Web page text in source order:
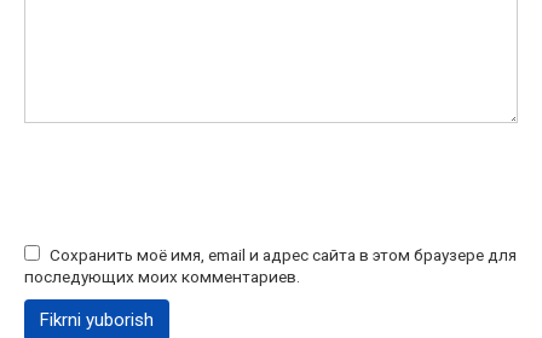
Сохранить моё имя, email и адрес сайта в этом браузере для
последующих моих комментариев.